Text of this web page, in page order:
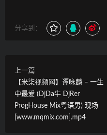
分享到：
上一篇
【米柒视频网】谭咏麟 – 一生
中最爱 (DjDa牛 DjRer
ProgHouse Mix粤语男) 现场
[www.mqmix.com].mp4